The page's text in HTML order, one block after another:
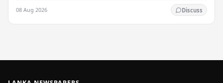
08 Aug 2026 Discuss